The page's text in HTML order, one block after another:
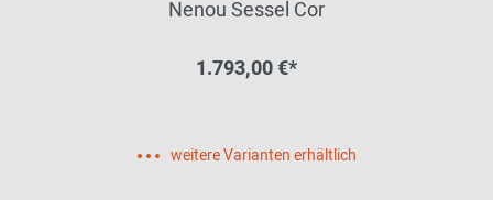
Nenou Sessel Cor
1.793,00 €*
weitere Varianten erhältlich